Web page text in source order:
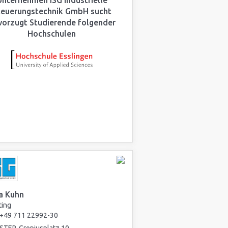
GmbH sucht
Studierende folgender
Hochschulen
Kuhn
711 22992-30